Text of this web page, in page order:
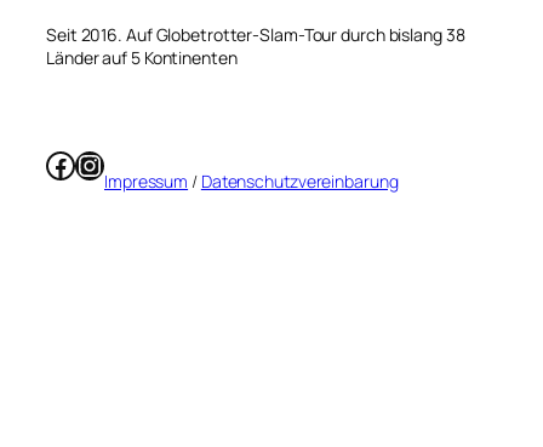
Seit 2016. Auf Globetrotter-Slam-Tour durch bislang 38
Länder auf 5 Kontinenten
Facebook
Instagram
Impressum / Datenschutzvereinbarung